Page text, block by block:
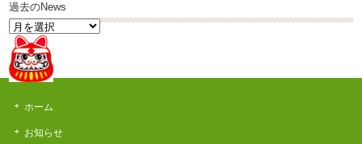
過去のNews
過
去
の
News
ホーム
お知らせ